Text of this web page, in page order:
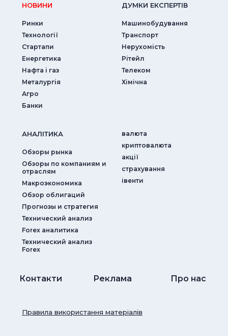
НОВИНИ
Ринки
Технології
Стартапи
Енергетика
Нафта і газ
Металургія
Агро
Банки
ДУМКИ ЕКСПЕРТIВ
Машинобудування
Транспорт
Нерухомість
Рітейл
Телеком
Хімічна
АНАЛIТИКА
Обзоры рынка
Обзоры по компаниям и
отраслям
Макроэкономика
Обзор облигаций
Прогнозы и стратегия
Технический анализ
Forex аналитика
Технический анализ
Forex
валюта
криптовалюта
акції
страхування
iвенти
Контакти Реклама Про нас
Правила використання матеріалів